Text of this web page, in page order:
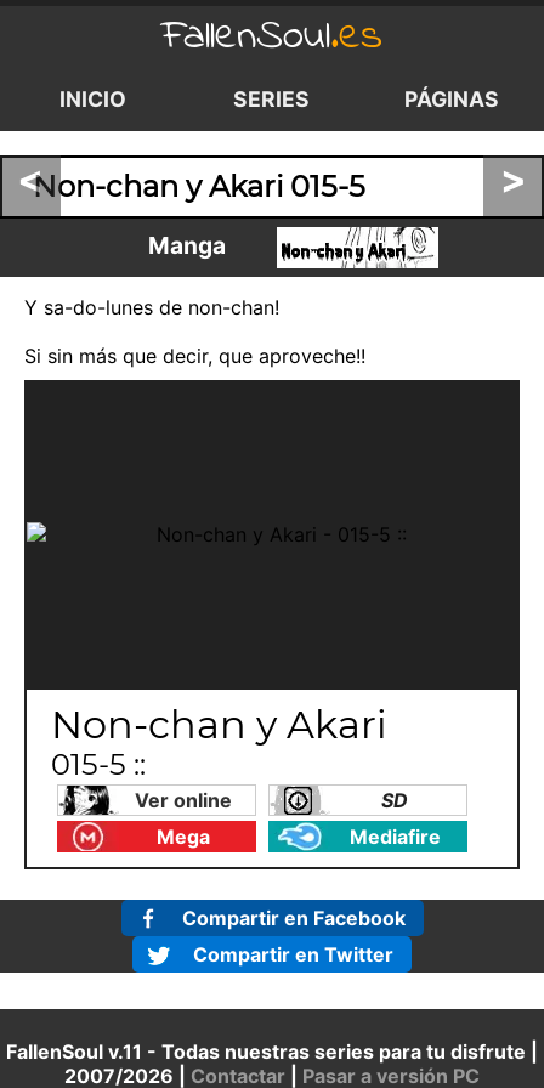
FallenSoul.es
INICIO SERIES PÁGINAS
< >
Non-chan y Akari 015-5
Manga
Y sa-do-lunes de non-chan!
Si sin más que decir, que aproveche!!
Non-chan y Akari
015-5 ::
Ver online
SD
Mega
Mediafire
Compartir en Facebook
Compartir en Twitter
FallenSoul v.11 - Todas nuestras series para tu disfrute |
2007/2026 | Contactar Pasar a versión PC